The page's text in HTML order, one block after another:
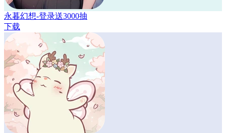
永暮幻想-登录送3000抽
下载